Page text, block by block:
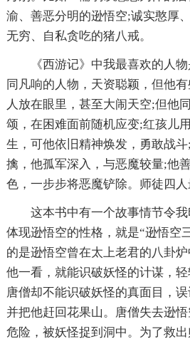
渝、善恶分明的逊悟空;诚实憨厚
无穷、自私贪吃的猪八戒。
《西游记》中我最喜欢的人
同凡响的人物，天资聪颖，但他
人放在眼里，甚至大闹天空;但他
颂，在困难面前随机应变;红孩儿
生，可他依旧精神焕发，勇敢战
擒，他孤军深入，与恶魔较量;他
色，一步步将恶魔铲除。师徒四人
这本书中有一个故事情节令
体现逊悟空的性格，就是“逊悟空
的是逊悟空曾在太上老君的八卦
他一看，就能识破妖怪的计谋，
唐僧却不能识破妖怪的真面目，
并把他赶回花果山。唐僧失去逊
危险，被妖怪捉到洞中。为了救